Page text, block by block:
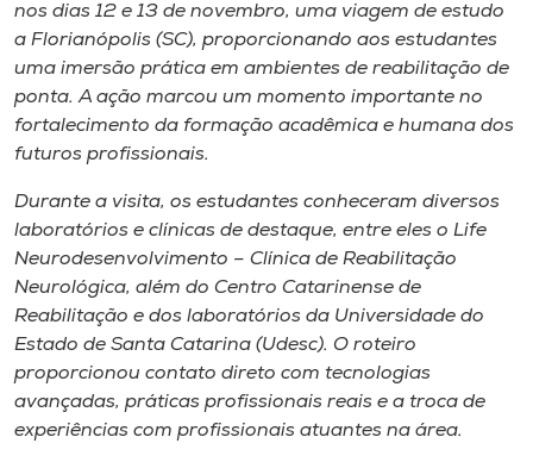
Editora
Rádio
Unoesc
Store
Selecione
o idioma
nos dias 12 e 13 de novembro, uma viagem de estudo
a Florianópolis (SC), proporcionando aos estudantes
uma imersão prática em ambientes de reabilitação de
ponta. A ação marcou um momento importante no
fortalecimento da formação acadêmica e humana dos
futuros profissionais.
Durante a visita, os estudantes conheceram diversos
laboratórios e clínicas de destaque, entre eles o Life
Neurodesenvolvimento – Clínica de Reabilitação
Neurológica, além do Centro Catarinense de
Reabilitação e dos laboratórios da Universidade do
Estado de Santa Catarina (Udesc). O roteiro
proporcionou contato direto com tecnologias
avançadas, práticas profissionais reais e a troca de
experiências com profissionais atuantes na área.